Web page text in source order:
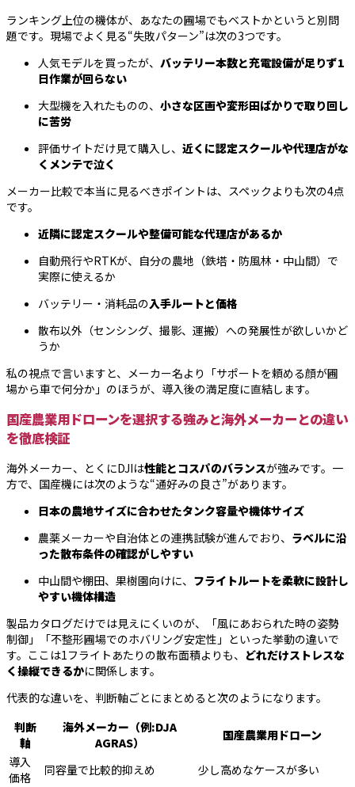
ランキング上位の機体が、あなたの圃場でもベストかというと別問
題です。現場でよく見る“失敗パターン”は次の3つです。
人気モデルを買ったが、 バッテリー本数と充電設備が足りず1
日作業が回らない
大型機を入れたものの、 小さな区画や変形田ばかりで取り回し
に苦労
評価サイトだけ見て購入し、 近くに認定スクールや代理店がな
くメンテで泣く
メーカー比較で本当に見るべきポイントは、スペックよりも次の4点
です。
近隣に認定スクールや整備可能な代理店があるか
自動飛行やRTKが、自分の農地（鉄塔・防風林・中山間）で
実際に使えるか
バッテリー・消耗品の入手ルートと価格
散布以外（センシング、撮影、運搬）への発展性が欲しいかど
うか
私の視点で言いますと、メーカー名より「サポートを頼める顔が圃
場から車で何分か」のほうが、導入後の満足度に直結します。
国産農業用ドローンを選択する強みと海外メーカーとの違い
を徹底検証
海外メーカー、とくにDJIは性能とコスパのバランスが強みです。一
方で、国産機には次のような“通好みの良さ”があります。
日本の農地サイズに合わせたタンク容量や機体サイズ
農薬メーカーや自治体との連携試験が進んでおり、 ラベルに沿
った散布条件の確認がしやすい
中山間や棚田、果樹園向けに、 フライトルートを柔軟に設計し
やすい機体構造
製品カタログだけでは見えにくいのが、「風にあおられた時の姿勢
制御」「不整形圃場でのホバリング安定性」といった挙動の違いで
す。ここは1フライトあたりの散布面積よりも、 どれだけストレスな
く操縦できるかに関係します。
代表的な違いを、判断軸ごとにまとめると次のようになります。
判断
軸
海外メーカー（例:DJA
AGRAS）
国産農業用ドローン
導入
価格
同容量で比較的抑えめ
少し高めなケースが多い